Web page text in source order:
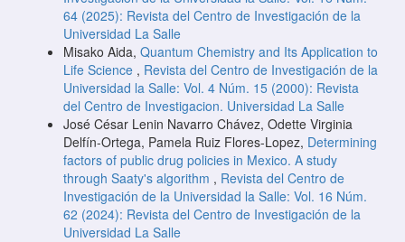
64 (2025): Revista del Centro de Investigación de la
Universidad La Salle
Misako Aida, Quantum Chemistry and Its Application to
Life Science , Revista del Centro de Investigación de la
Universidad la Salle: Vol. 4 Núm. 15 (2000): Revista
del Centro de Investigacion. Universidad La Salle
José César Lenin Navarro Chávez, Odette Virginia
Delfín-Ortega, Pamela Ruiz Flores-Lopez, Determining
factors of public drug policies in Mexico. A study
through Saaty's algorithm , Revista del Centro de
Investigación de la Universidad la Salle: Vol. 16 Núm.
62 (2024): Revista del Centro de Investigación de la
Universidad La Salle